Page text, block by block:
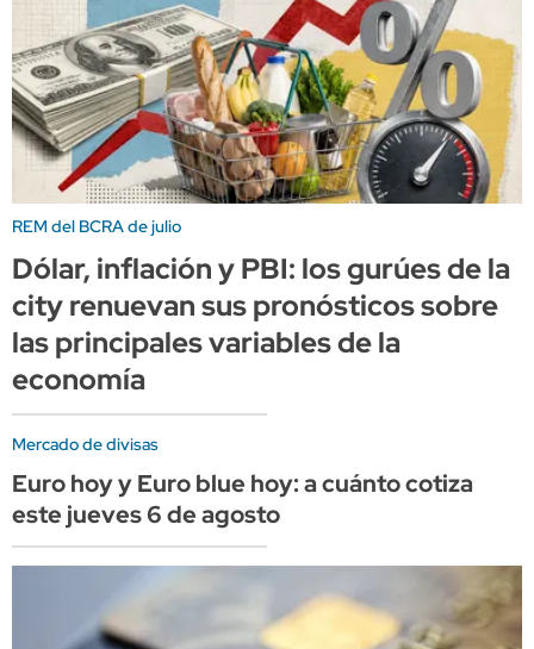
REM del BCRA de julio
Dólar, inflación y PBI: los gurúes de la
city renuevan sus pronósticos sobre
las principales variables de la
economía
Mercado de divisas
Euro hoy y Euro blue hoy: a cuánto cotiza
este jueves 6 de agosto